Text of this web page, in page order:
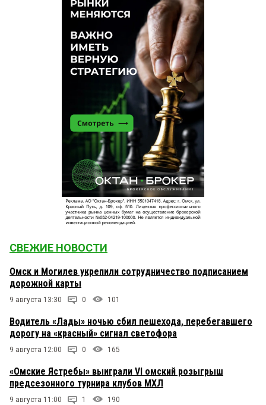
СВЕЖИЕ НОВОСТИ
Омск и Могилев укрепили сотрудничество подписанием
дорожной карты
9 августа 13:30 0 101
Водитель «Лады» ночью сбил пешехода, перебегавшего
дорогу на «красный» сигнал светофора
9 августа 12:00 0 165
«Омские Ястребы» выиграли VI омский розыгрыш
предсезонного турнира клубов МХЛ
9 августа 11:00 1 190